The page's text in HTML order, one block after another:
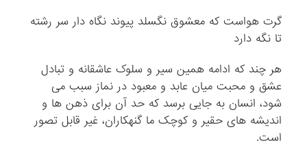
گرت هواست که معشوق نگسلد پیوند نگاه دار سر رشته
تا نگه دارد
هر چند که ادامه همین سیر و سلوک عاشقانه و تبادل
عشق و محبت میان عابد و معبود در نماز سبب می
شود، انسان به جایی برسد که حد آن برای ذهن ها و
اندیشه های حقیر و کوچک ما گنهکاران، غیر قابل تصور
است.